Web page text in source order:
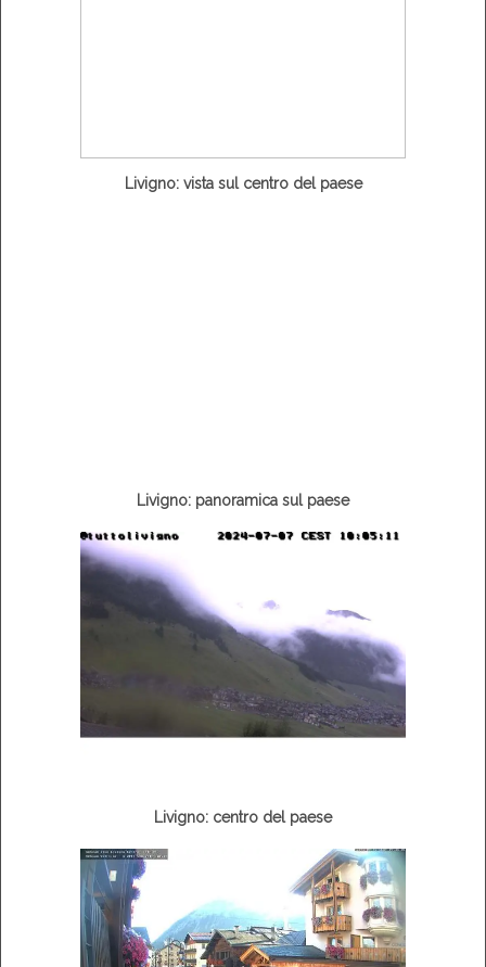
Livigno: vista sul centro del paese
Livigno: panoramica sul paese
Livigno: centro del paese